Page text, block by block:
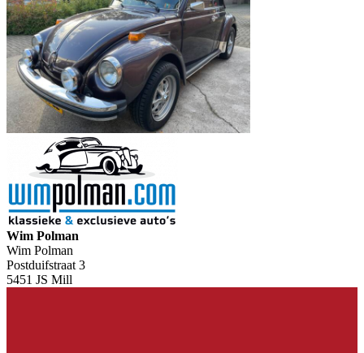
Wim Polman
Wim Polman
Postduifstraat 3
5451 JS Mill